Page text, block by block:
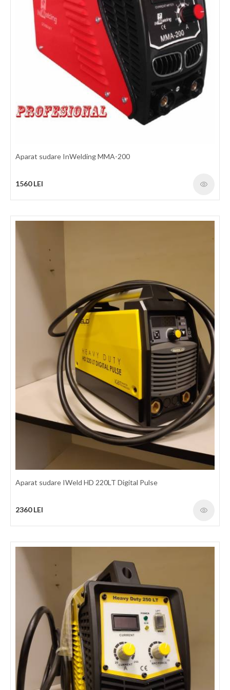
Aparat sudare InWelding MMA-200
Aparatat de sudura Profesional Compensarea automată a
fluctuației de tensiune. Protectie automata la supratensiune si
subtensiune. Gabarit redus, fiabile si robuste, usor de intretinut.
Afisaj electronic. Reglaj continuu al curentului de sudare.
Diametru de electrozi utilizabili: 1.6-4.0mm. Kit livrare: Cablu
sudura S25 3+2ml, cleste masa, cleste portelectrod, masca
sudura de mana. Model MMA-200 Alimentare 220V±15% Putere
absorbita 6.0KVA Tensiune in gol 56V Curent maxim 200A
Gama de curent 20-200A Durata activa 60% Clasa de izolatie F
Clasa de protectie IP21S Dimensiuni 315x120x198mm Greutate
6.5kg
1560 LEI
Aparat sudare InWelding MMA-200
1560 LEI
Aparat sudare IWeld HD 220LT Digital Pulse
2360 LEI